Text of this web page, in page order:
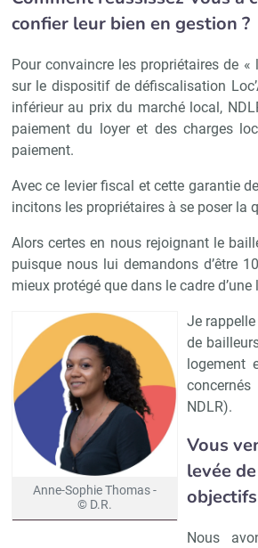
confier leur bien en gestion ?
Pour convaincre les propriétaires de
sur le dispositif de défiscalisation
inférieur au prix du marché local,
paiement du loyer et des charges
paiement.
Avec ce levier fiscal et cette garantie
incitons les propriétaires à se poser la
Alors certes en nous rejoignant le
puisque nous lui demandons d’être
mieux protégé que dans le cadre
Anne-Sophie Thomas -
© D.R.
Je
de
logement
NDLR).
Vous
levée
Nous
Recevoir